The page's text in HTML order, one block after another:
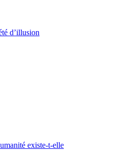
d’illusion
existe-t-elle